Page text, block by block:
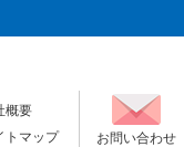
概要
トマップ
お問い合わせ